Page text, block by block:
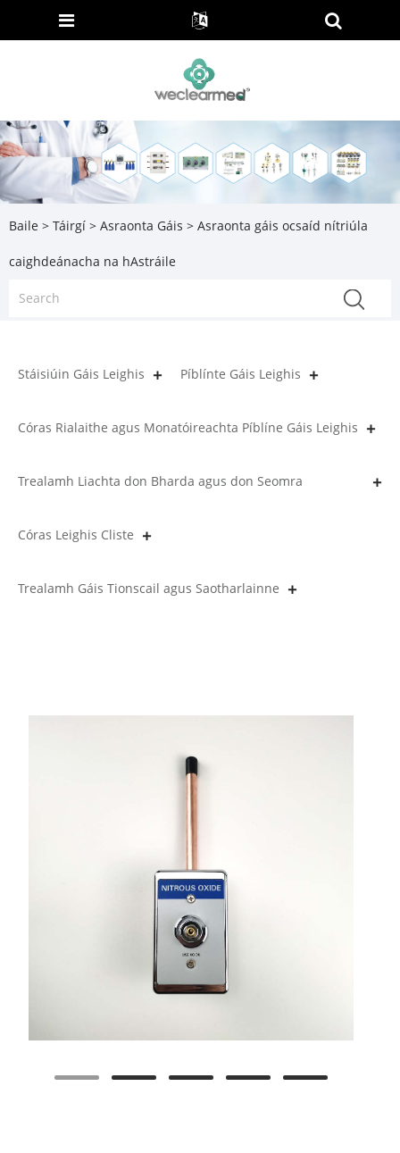
Baile > Táirgí > Asraonta Gáis > Asraonta gáis ocsaíd nítriúla
caighdeánacha na hAstráile
Stáisiúin Gáis Leighis Píblínte Gáis Leighis
Córas Rialaithe agus Monatóireachta Píblíne Gáis Leighis
Trealamh Liachta don Bharda agus don Seomra
Oibriúcháin
Córas Leighis Cliste
Trealamh Gáis Tionscail agus Saotharlainne